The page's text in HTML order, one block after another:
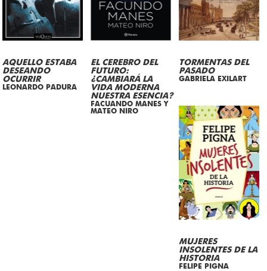
AQUELLO ESTABA
DESEANDO
OCURRIR
LEONARDO PADURA
EL CEREBRO DEL
FUTURO:
¿CAMBIARÁ LA
VIDA MODERNA
NUESTRA ESENCIA?
FACUANDO MANES Y
MATEO NIRO
TORMENTAS DEL
PASADO
GABRIELA EXILART
MUJERES
INSOLENTES DE LA
HISTORIA
FELIPE PIGNA